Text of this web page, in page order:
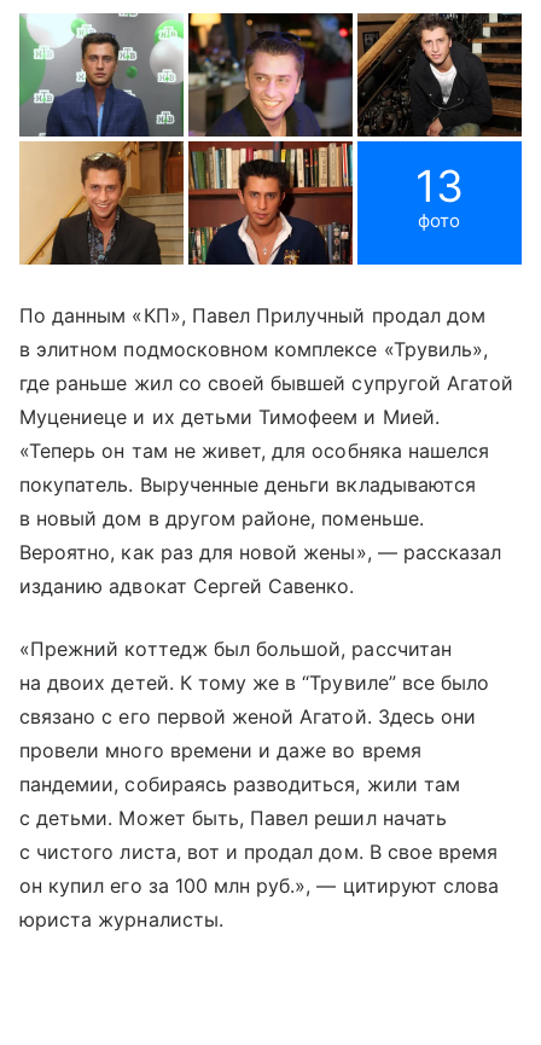
13
фото
По данным «КП», Павел Прилучный продал дом
в элитном подмосковном комплексе «Трувиль»,
где раньше жил со своей бывшей супругой Агатой
Муцениеце и их детьми Тимофеем и Мией.
«Теперь он там не живет, для особняка нашелся
покупатель. Вырученные деньги вкладываются
в новый дом в другом районе, поменьше.
Вероятно, как раз для новой жены», — рассказал
изданию адвокат Сергей Савенко.
«Прежний коттедж был большой, рассчитан
на двоих детей. К тому же в “Трувиле” все было
связано с его первой женой Агатой. Здесь они
провели много времени и даже во время
пандемии, собираясь разводиться, жили там
с детьми. Может быть, Павел решил начать
с чистого листа, вот и продал дом. В свое время
он купил его за 100 млн руб.», — цитируют слова
юриста журналисты.